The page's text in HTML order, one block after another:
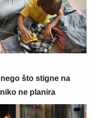
što stigne na
ne planira